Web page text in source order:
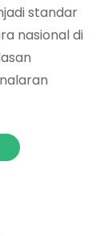
standar
nasional di